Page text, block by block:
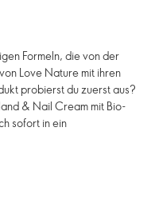
Formeln, die von der
Love Nature mit ihren
probierst du zuerst aus?
& Nail Cream mit Bio-
sofort in ein